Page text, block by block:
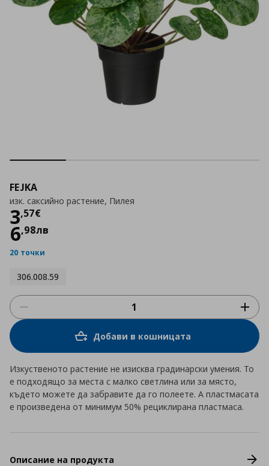
FEJKA
изк. саксийно растение, Пилея
3,57€
Цена
6,98лв
20 точки
306.008.59
Добави в кошницата
Изкуственото растение не изисква градинарски умения. То
е подходящо за места с малко светлина или за място,
където можете да забравите да го полеете. А пластмасата
е произведена от минимум 50% рециклирана пластмаса.
Описание на продукта